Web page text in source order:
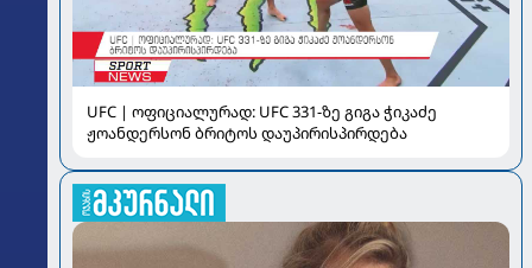
UFC | ოფიციალურად: UFC 331-ზე გიგა ჭიკაძე
ჟოანდერსონ ბრიტოს დაუპირისპირდება